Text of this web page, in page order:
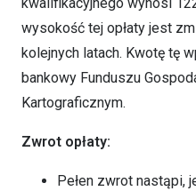
wysokość tej opłaty jest
kolejnych latach. Kwotę tę
bankowy Funduszu
Kartograficznym.
Zwrot opłaty:
Pełen zwrot nastąpi,